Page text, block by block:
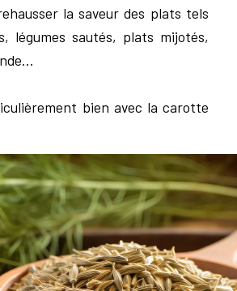
la saveur des plats tels
légumes sautés, plats mijotés,
bien avec la carotte